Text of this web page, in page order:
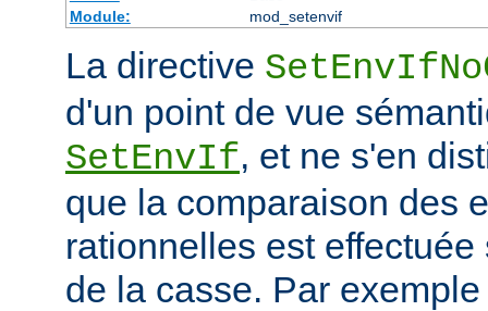
Module:
mod_setenvif
La directive
d'un point de vue
SetEnvIf, et ne s'en
que la comparaison des
rationnelles est
de la casse. Par exemple